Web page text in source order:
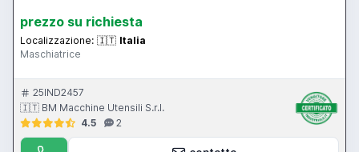
prezzo su richiesta
Localizzazione: 🇮🇹 Italia
Maschiatrice
25IND2457
🇮🇹 BM Macchine Utensili S.r.l.
4.5
2